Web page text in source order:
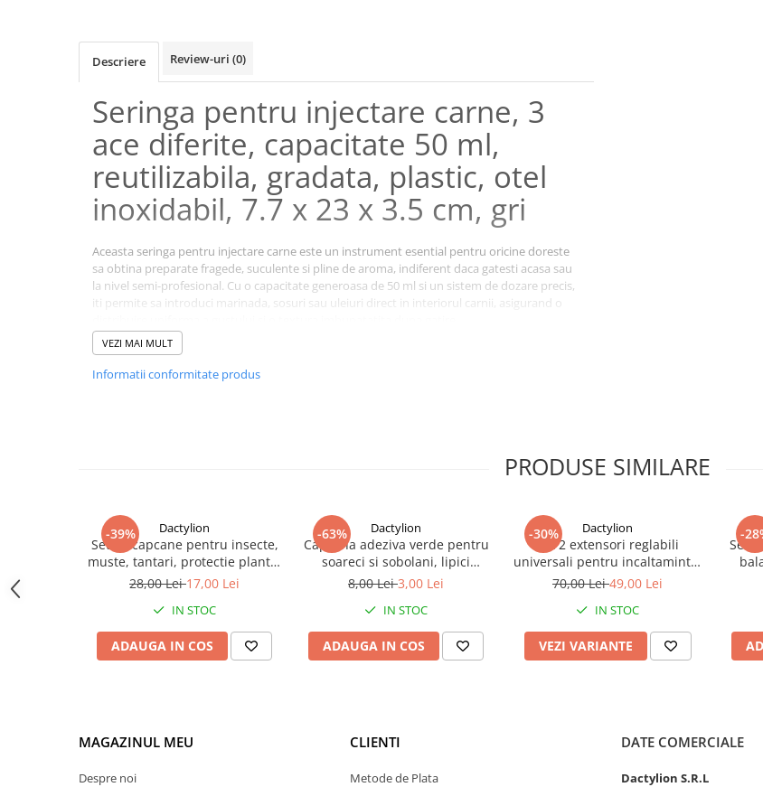
Descriere Review-uri (0)
Seringa pentru injectare carne, 3
ace diferite, capacitate 50 ml,
reutilizabila, gradata, plastic, otel
inoxidabil, 7.7 x 23 x 3.5 cm, gri
Aceasta seringa pentru injectare carne este un instrument esential pentru oricine doreste
sa obtina preparate fragede, suculente si pline de aroma, indiferent daca gatesti acasa sau
la nivel semi-profesional. Cu o capacitate generoasa de 50 ml si un sistem de dozare precis,
iti permite sa introduci marinada, sosuri sau uleiuri direct in interiorul carnii, asigurand o
VEZI MAI MULT
Informatii conformitate produs
PRODUSE SIMILARE
-39% Dactylion
Set 20 capcane pentru insecte,
muste, tantari, protectie plante,
autoadezive, fata-verso, 10 x 15
28,00 Lei17,00 Lei
IN STOC
ADAUGA IN COS
-63% Dactylion
Capcana adeziva verde pentru
soareci si sobolani, lipici
puternic, 16 x 21 cm, non
usoara
8,00 Lei3,00 Lei
IN STOC
ADAUGA IN COS
-30% Dactylion
Set 2 extensori reglabili
universali pentru incaltaminte,
pantofi si adidasi – Largitor
ajustare personalizata
70,00 Lei49,00 Lei
IN STOC
VEZI VARIANTE
-
Set
MAGAZINUL MEU
Despre noi
CLIENTI
Metode de Plata
DATE COMERCIALE
Dactylion S.R.L